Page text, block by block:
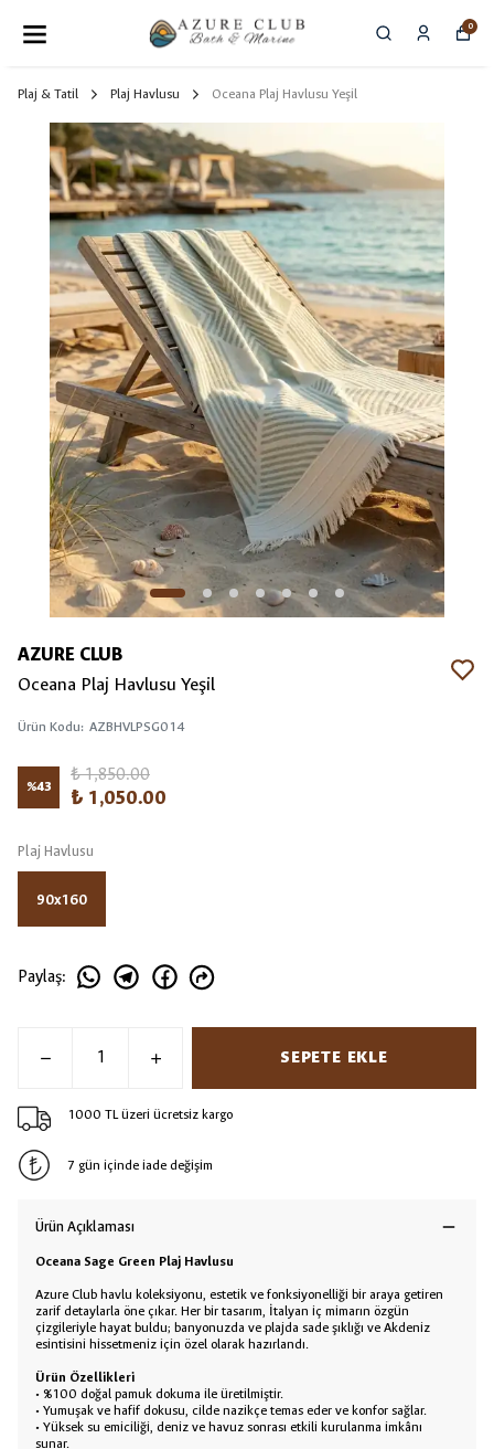
0
Plaj & Tatil Plaj Havlusu Oceana Plaj Havlusu Yeşil
AZURE CLUB
Oceana Plaj Havlusu Yeşil
Ürün Kodu: AZBHVLPSG014
%43
₺ 1,850.00
₺ 1,050.00
Plaj Havlusu
90x160
Paylaş:
SEPETE EKLE
1000 TL üzeri ücretsiz kargo
7 gün içinde iade değişim
Ürün Açıklaması
Oceana Sage Green Plaj Havlusu
Azure Club havlu koleksiyonu, estetik ve fonksiyonelliği bir araya getiren
zarif detaylarla öne çıkar. Her bir tasarım, İtalyan iç mimarın özgün
çizgileriyle hayat buldu; banyonuzda ve plajda sade şıklığı ve Akdeniz
esintisini hissetmeniz için özel olarak hazırlandı.
Ürün Özellikleri
• %100 doğal pamuk dokuma ile üretilmiştir.
• Yumuşak ve hafif dokusu, cilde nazikçe temas eder ve konfor sağlar.
• Yüksek su emiciliği, deniz ve havuz sonrası etkili kurulanma imkânı
sunar.